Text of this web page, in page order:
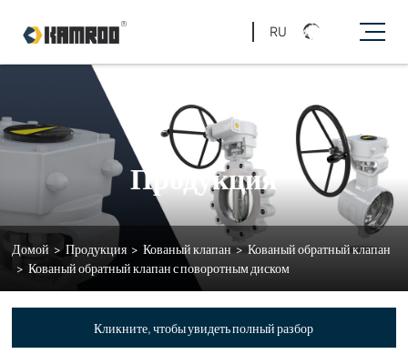
RU
Продукция
Домой > Продукция > Кованый клапан > Кованый обратный клапан
> Кованый обратный клапан с поворотным диском
Кликните, чтобы увидеть полный разбор